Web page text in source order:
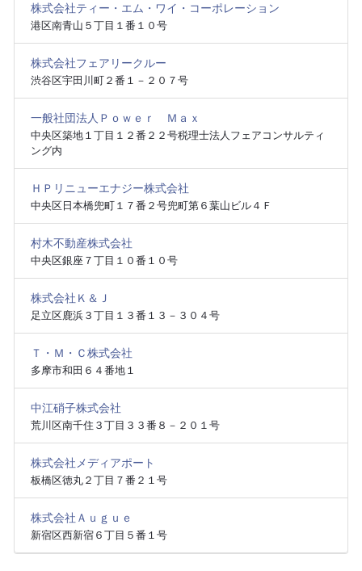
株式会社ティー・エム・ワイ・コーポレーション
港区南青山５丁目１番１０号
株式会社フェアリークルー
渋谷区宇田川町２番１－２０７号
一般社団法人Ｐｏｗｅｒ Ｍａｘ
中央区築地１丁目１２番２２号税理士法人フェアコンサルティ
ング内
ＨＰリニューエナジー株式会社
中央区日本橋兜町１７番２号兜町第６葉山ビル４Ｆ
村木不動産株式会社
中央区銀座７丁目１０番１０号
株式会社Ｋ＆Ｊ
足立区鹿浜３丁目１３番１３－３０４号
Ｔ・Ｍ・Ｃ株式会社
多摩市和田６４番地１
中江硝子株式会社
荒川区南千住３丁目３３番８－２０１号
株式会社メディアポート
板橋区徳丸２丁目７番２１号
株式会社Ａｕｇｕｅ
新宿区西新宿６丁目５番１号